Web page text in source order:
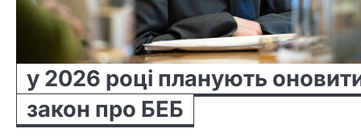
у 2026 році планують
закон про БЕБ